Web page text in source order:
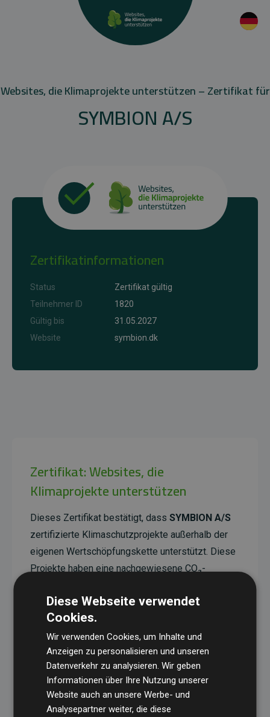
Websites, die Klimaprojekte unterstützen – Zertifikat für
SYMBION A/S
Zertifikatinformationen
Status
Zertifikat gültig
Teilnehmer ID
1820
Gültig bis
31.05.2027
Website
symbion.dk
Zertifikat: Websites, die
Klimaprojekte unterstützen
Dieses Zertifikat bestätigt, dass SYMBION A/S
zertifizierte Klimaschutzprojekte außerhalb der
eigenen Wertschöpfungskette unterstützt. Diese
Projekte haben eine nachgewiesene CO₂-
Doppelten der geschätzten Emissionen der
Website entspricht.
Alle unterstützten Projekte werden durch
Standardverifiziert und erfüllen höchste
Anforderungen an Qualität, tatsächliche
Klimawirkung und Transparenz. Weitere
Informationen zu den einzelnen Projekten finden
Diese Webseite verwendet
Cookies.
Wir verwenden Cookies, um Inhalte und
Anzeigen zu personalisieren und unseren
Datenverkehr zu analysieren. Wir geben
Informationen über Ihre Nutzung unserer
Website auch an unsere Werbe- und
Analysepartner weiter, die diese